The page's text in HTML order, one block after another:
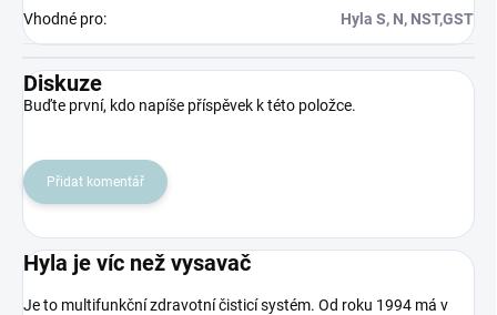
Vhodné pro: Hyla S, N, NST,GST
Diskuze
Buďte první, kdo napíše příspěvek k této položce.
Přidat komentář
Hyla je víc než vysavač
Je to multifunkční zdravotní čisticí systém. Od roku 1994 má v